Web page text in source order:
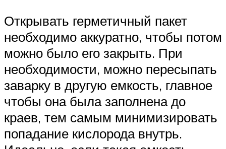
Открывать герметичный пакет
необходимо аккуратно, чтобы потом
можно было его закрыть. При
необходимости, можно пересыпать
заварку в другую емкость, главное
чтобы она была заполнена до
краев, тем самым минимизировать
попадание кислорода внутрь.